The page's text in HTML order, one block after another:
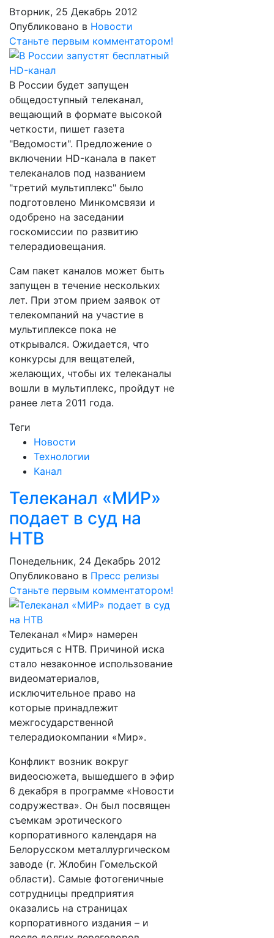
Вторник, 25 Декабрь 2012
Опубликовано в Новости
Станьте первым комментатором!
В России будет запущен
общедоступный телеканал,
вещающий в формате высокой
четкости, пишет газета
"Ведомости". Предложение о
включении HD-канала в пакет
телеканалов под названием
"третий мультиплекс" было
подготовлено Минкомсвязи и
одобрено на заседании
госкомиссии по развитию
телерадиовещания.
Сам пакет каналов может быть
запущен в течение нескольких
лет. При этом прием заявок от
телекомпаний на участие в
мультиплексе пока не
открывался. Ожидается, что
конкурсы для вещателей,
желающих, чтобы их телеканалы
вошли в мультиплекс, пройдут не
ранее лета 2011 года.
Теги
Новости
Технологии
Канал
Телеканал «МИР»
подает в суд на
НТВ
Понедельник, 24 Декабрь 2012
Опубликовано в Пресс релизы
Станьте первым комментатором!
Телеканал «Мир» намерен
судиться с НТВ. Причиной иска
стало незаконное использование
видеоматериалов,
исключительное право на
которые принадлежит
межгосударственной
телерадиокомпании «Мир».
Конфликт возник вокруг
видеосюжета, вышедшего в эфир
6 декабря в программе «Новости
содружества». Он был посвящен
съемкам эротического
корпоративного календаря на
Белорусском металлургическом
заводе (г. Жлобин Гомельской
области). Самые фотогеничные
сотрудницы предприятия
оказались на страницах
корпоративного издания – и